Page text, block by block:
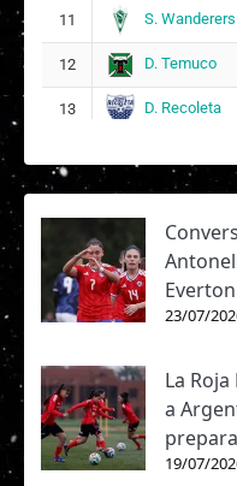
11 S. Wanderers
12 D. Temuco
13 D. Recoleta
Everton
23/07/
La
a
19/07/